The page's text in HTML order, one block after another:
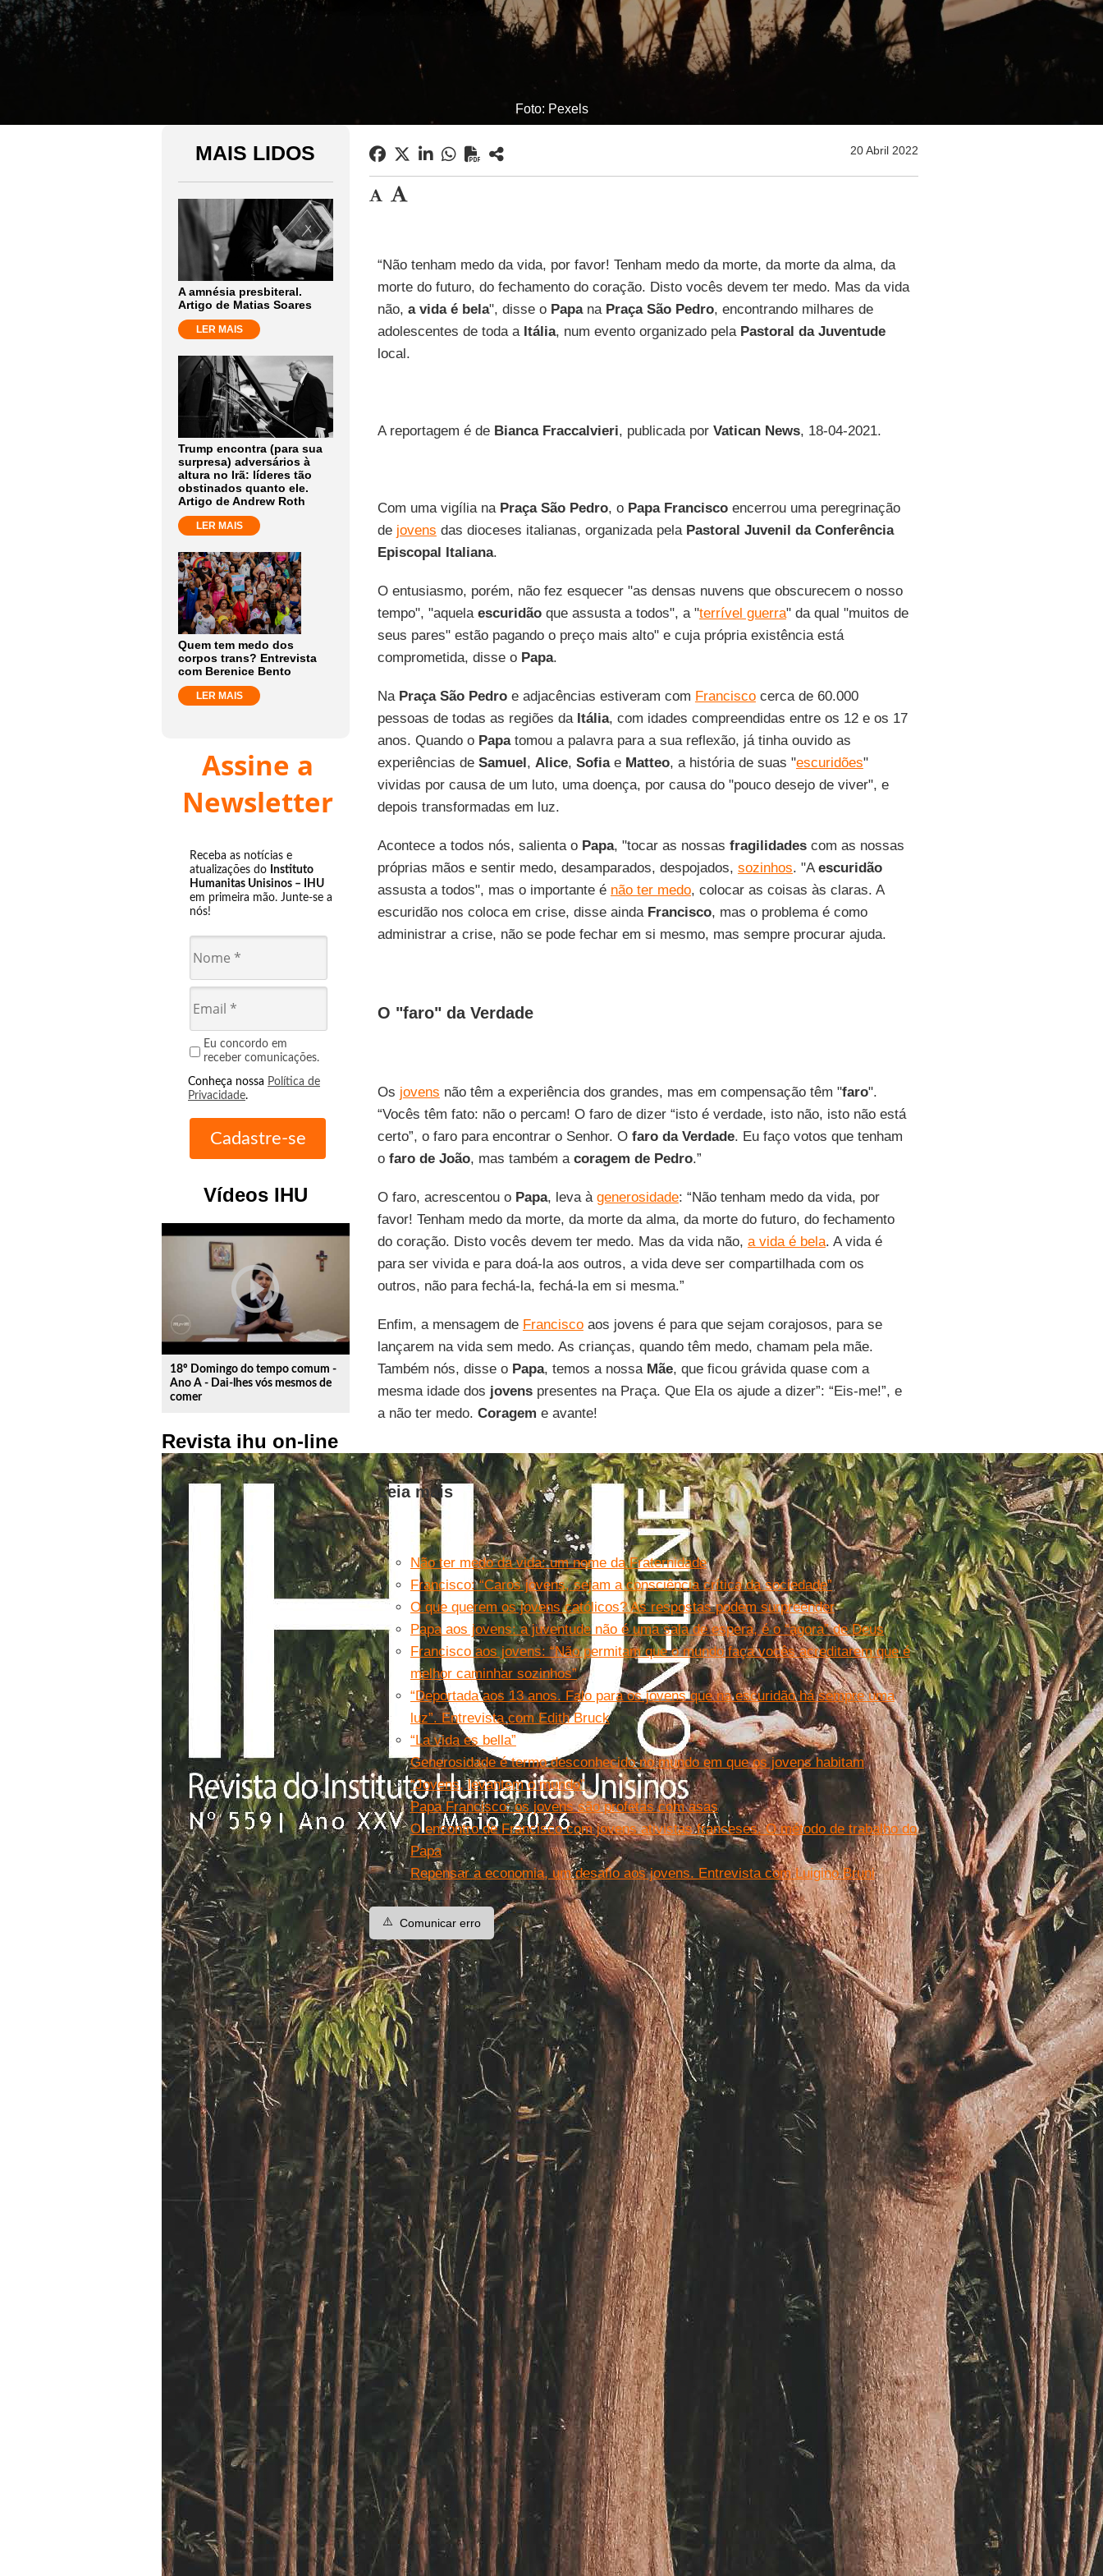
Foto: Pexels
MAIS LIDOS
A amnésia presbiteral.
Artigo de Matias Soares
LER MAIS
Trump encontra (para sua
surpresa) adversários à
altura no Irã: líderes tão
obstinados quanto ele.
Artigo de Andrew Roth
LER MAIS
Quem tem medo dos
corpos trans? Entrevista
com Berenice Bento
LER MAIS
Assine a
Newsletter
Receba as notícias e
atualizações do Instituto
Humanitas Unisinos – IHU
em primeira mão. Junte-se a
nós!
Eu concordo em
receber comunicações.
Conheça nossa Política de
Privacidade.
Vídeos IHU
play_circle_outline
18º Domingo do tempo comum -
Ano A - Dai-lhes vós mesmos de
comer
Revista ihu on-line
20 Abril 2022
“Não tenham medo da vida, por favor! Tenham medo da morte, da morte da alma, da
morte do futuro, do fechamento do coração. Disto vocês devem ter medo. Mas da vida
não, a vida é bela", disse o Papana Praça São Pedro, encontrando milhares de
adolescentes de toda a Itália, num evento organizado pela Pastoral da Juventude
local.
A reportagem é de Bianca Fraccalvieri, publicada por Vatican News, 18-04-2021.
Com uma vigília na Praça São Pedro, o Papa Franciscoencerrou uma peregrinação
de jovens das dioceses italianas, organizada pela Pastoral Juvenil da Conferência
Episcopal Italiana.
O entusiasmo, porém, não fez esquecer "as densas nuvens que obscurecem o nosso
tempo", "aquela escuridãoque assusta a todos", a "terrível guerra" da qual "muitos de
seus pares" estão pagando o preço mais alto" e cuja própria existência está
comprometida, disse o Papa.
Na Praça São Pedroe adjacências estiveram com Franciscocerca de 60.000
pessoas de todas as regiões da Itália, com idades compreendidas entre os 12 e os 17
anos. Quando o Papatomou a palavra para a sua reflexão, já tinha ouvido as
experiências de Samuel, Alice, Sofiae Matteo, a história de suas "escuridões"
vividas por causa de um luto, uma doença, por causa do "pouco desejo de viver", e
depois transformadas em luz.
Acontece a todos nós, salienta o Papa, "tocar as nossas fragilidadescom as nossas
próprias mãos e sentir medo, desamparados, despojados, sozinhos. "Aescuridão
assusta a todos", mas o importante é não ter medo, colocar as coisas às claras. A
escuridão nos coloca em crise, disse ainda Francisco, mas o problema é como
administrar a crise, não se pode fechar em si mesmo, mas sempre procurar ajuda.
O "faro" da Verdade
Os jovens não têm a experiência dos grandes, mas em compensação têm "faro".
“Vocês têm fato: não o percam! O faro de dizer “isto é verdade, isto não, isto não está
certo”, o faro para encontrar o Senhor. O faro da Verdade. Eu faço votos que tenham
o faro de João, mas também a coragem de Pedro.”
O faro, acrescentou o Papa, leva à generosidade: “Não tenham medo da vida, por
favor! Tenham medo da morte, da morte da alma, da morte do futuro, do fechamento
do coração. Disto vocês devem ter medo. Mas da vida não, a vida é bela. A vida é
para ser vivida e para doá-la aos outros, a vida deve ser compartilhada com os
outros, não para fechá-la, fechá-la em si mesma.”
Enfim, a mensagem de Franciscoaos jovens é para que sejam corajosos, para se
lançarem na vida sem medo. As crianças, quando têm medo, chamam pela mãe.
Também nós, disse o Papa, temos a nossa Mãe, que ficou grávida quase com a
mesma idade dos jovenspresentes na Praça. Que Ela os ajude a dizer”: “Eis-me!”, e
a não ter medo. Coragem e avante!
Leia mais
Não ter medo da vida: um nome da Fraternidade
Francisco: “Caros jovens, sejam a consciência crítica da sociedade”
O que querem os jovens católicos? As respostas podem surpreender
Papa aos jovens: a juventude não é uma sala de espera, é o “agora” de Deus
Francisco aos jovens: “Não permitam que o mundo faça vocês acreditarem que é
melhor caminhar sozinhos”
“Deportada aos 13 anos. Falo para os jovens que na escuridão há sempre uma
luz”. Entrevista com Edith Bruck
“La vida es bella”
Generosidade é termo desconhecido no mundo em que os jovens habitam
“Jovens, levantem o mundo”
Papa Francisco: os jovens são profetas com asas
O encontro de Francisco com jovens ativistas franceses. O método de trabalho do
Papa
Repensar a economia, um desafio aos jovens. Entrevista com Luigino Bruni
⚠️ Comunicar erro